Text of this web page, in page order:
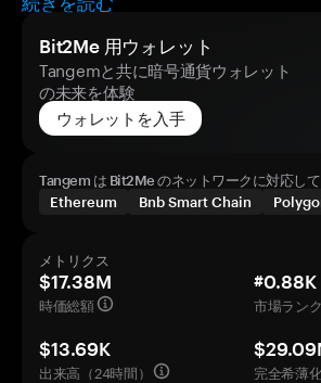
Bit2Me 用ウォレット
Tangemと共に暗号通貨ウォレット
の未来を体験
ウォレットを入手
Tangem は Bit2Me のネットワークに対応し
Ethereum
Bnb Smart Chain
メトリクス
$17.38M
時価総額
#0.88K
市場ランク
$13.69K
出来高（24時間）